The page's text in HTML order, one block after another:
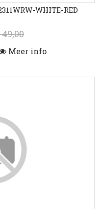
WHITE-RED
49,00
Meer info